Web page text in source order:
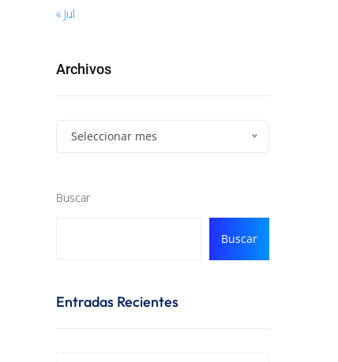
« Jul
Archivos
Seleccionar mes
Buscar
Buscar
Entradas Recientes